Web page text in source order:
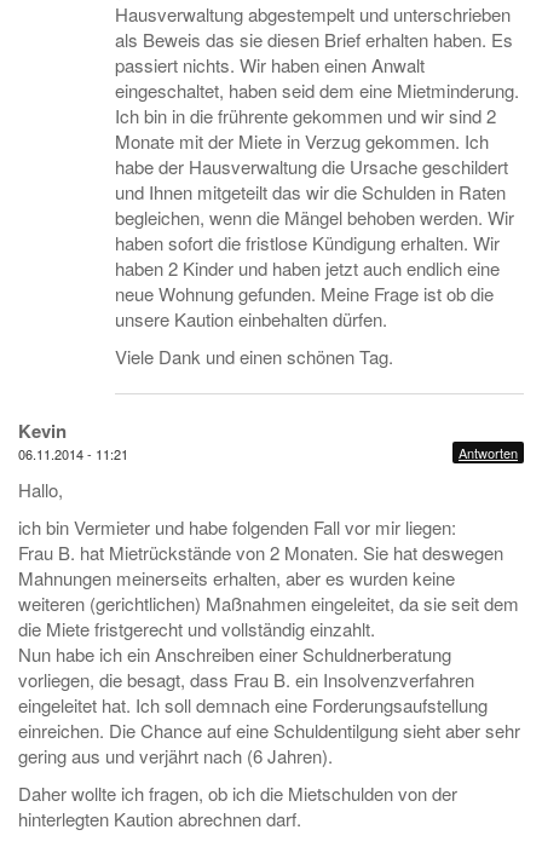
Hausverwaltung abgestempelt und unterschrieben
als Beweis das sie diesen Brief erhalten haben. Es
passiert nichts. Wir haben einen Anwalt
eingeschaltet, haben seid dem eine Mietminderung.
Ich bin in die frührente gekommen und wir sind 2
Monate mit der Miete in Verzug gekommen. Ich
habe der Hausverwaltung die Ursache geschildert
und Ihnen mitgeteilt das wir die Schulden in Raten
begleichen, wenn die Mängel behoben werden. Wir
haben sofort die fristlose Kündigung erhalten. Wir
haben 2 Kinder und haben jetzt auch endlich eine
neue Wohnung gefunden. Meine Frage ist ob die
unsere Kaution einbehalten dürfen.
Viele Dank und einen schönen Tag.
Kevin
06.11.2014 - 11:21 Antworten
Hallo,
ich bin Vermieter und habe folgenden Fall vor mir liegen:
Frau B. hat Mietrückstände von 2 Monaten. Sie hat deswegen
Mahnungen meinerseits erhalten, aber es wurden keine
weiteren (gerichtlichen) Maßnahmen eingeleitet, da sie seit dem
die Miete fristgerecht und vollständig einzahlt.
Nun habe ich ein Anschreiben einer Schuldnerberatung
vorliegen, die besagt, dass Frau B. ein Insolvenzverfahren
eingeleitet hat. Ich soll demnach eine Forderungsaufstellung
einreichen. Die Chance auf eine Schuldentilgung sieht aber sehr
gering aus und verjährt nach (6 Jahren).
Daher wollte ich fragen, ob ich die Mietschulden von der
hinterlegten Kaution abrechnen darf.